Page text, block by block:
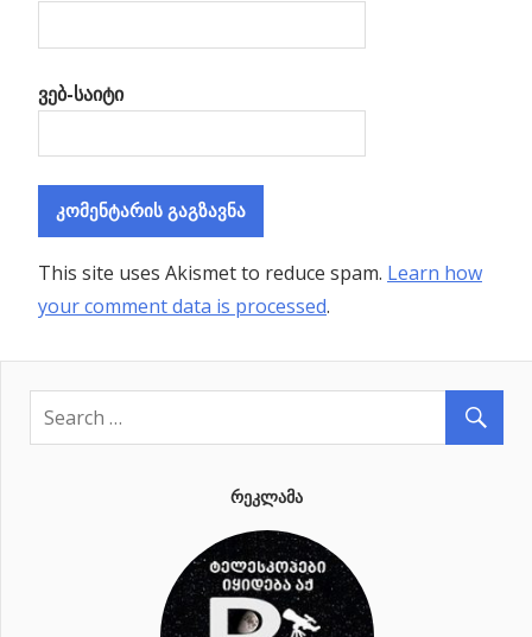
ვებ-საიტი
This site uses Akismet to reduce spam. Learn how
your comment data is processed.
ᲠᲔᲙᲚᲐᲛᲐ